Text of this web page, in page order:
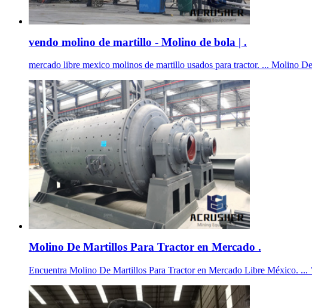
vendo molino de martillo - Molino de bola | .
mercado libre mexico molinos de martillo usados para tractor. ... Molino
Molino De Martillos Para Tractor en Mercado .
Encuentra Molino De Martillos Para Tractor en Mercado Libre México.